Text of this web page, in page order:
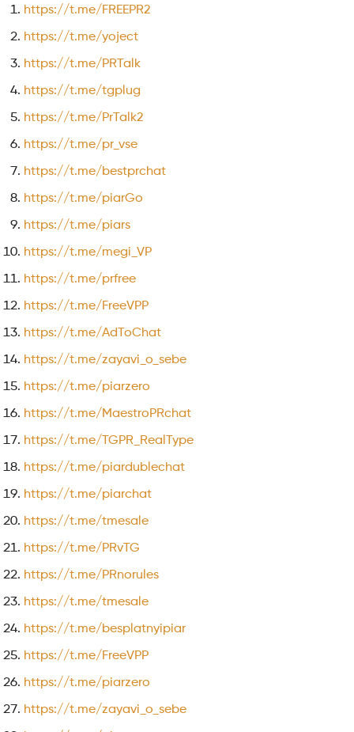
https://t.me/FREEPR2
https://t.me/yoject
https://t.me/PRTalk
https://t.me/tgplug
https://t.me/PrTalk2
https://t.me/pr_vse
https://t.me/bestprchat
https://t.me/piarGo
https://t.me/piars
https://t.me/megi_VP
https://t.me/prfree
https://t.me/FreeVPP
https://t.me/AdToChat
https://t.me/zayavi_o_sebe
https://t.me/piarzero
https://t.me/MaestroPRchat
https://t.me/TGPR_RealType
https://t.me/piardublechat
https://t.me/piarchat
https://t.me/tmesale
https://t.me/PRvTG
https://t.me/PRnorules
https://t.me/tmesale
https://t.me/besplatnyipiar
https://t.me/FreeVPP
https://t.me/piarzero
https://t.me/zayavi_o_sebe